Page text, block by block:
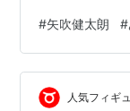
無料作品配信
イント読む ち
作品はこんな
タップで確認
#矢吹健太朗 #
人気フィギ